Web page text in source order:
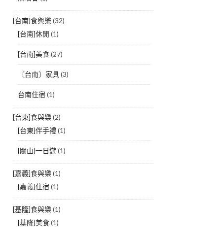
[台南]食與樂(32)
[台南]休閒 (1)
[台南]美食(27)
〔台南〕家具(3)
台南住宿 (1)
[台東]食與樂(2)
[台東]伴手禮(1)
[關山]一日遊(1)
[嘉義]食與樂(1)
[嘉義]住宿 (1)
[基隆]食與樂(1)
[基隆]美食(1)